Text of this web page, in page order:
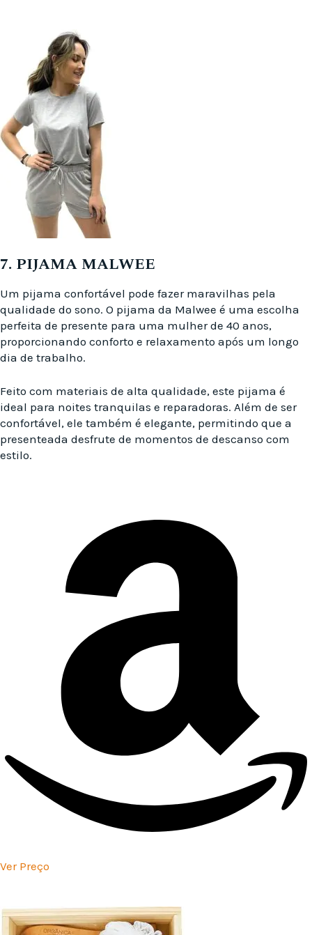
7. PIJAMA MALWEE
Um pijama confortável pode fazer maravilhas pela
qualidade do sono. O pijama da Malwee é uma escolha
perfeita de presente para uma mulher de 40 anos,
proporcionando conforto e relaxamento após um longo
dia de trabalho.
Feito com materiais de alta qualidade, este pijama é
ideal para noites tranquilas e reparadoras. Além de ser
confortável, ele também é elegante, permitindo que a
presenteada desfrute de momentos de descanso com
estilo.
Ver Preço